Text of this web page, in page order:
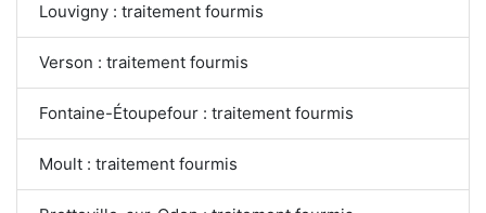
Louvigny : traitement fourmis
Verson : traitement fourmis
Fontaine-Étoupefour : traitement fourmis
Moult : traitement fourmis